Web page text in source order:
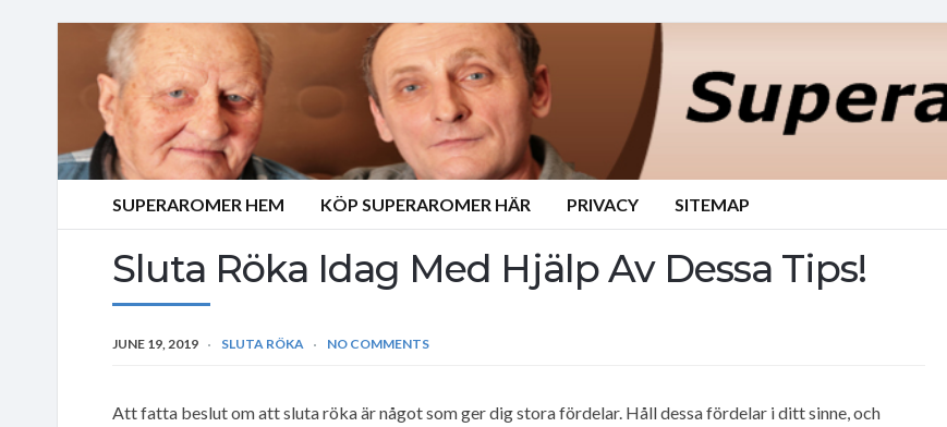
SUPERAROMER HEM KÖP SUPERAROMER HÄR PRIVACY SITEMAP
Sluta Röka Idag Med Hjälp Av Dessa Tips!
JUNE 19, 2019 SLUTA RÖKA NO COMMENTS
Att fatta beslut om att sluta röka är något som ger dig stora fördelar. Håll dessa fördelar i ditt sinne, och